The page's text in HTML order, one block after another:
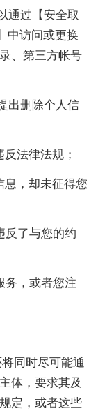
通过【安全取
中访问或更换
、第三方帐号
出删除个人信
法律法规；
，却未征得您
反了与您的约
务，或者您注
同时尽可能通
体，要求其及
定，或者这些